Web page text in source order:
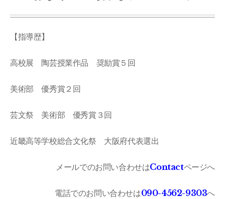
【指導歴】
高校展 陶芸授業作品 奨励賞５回
美術部 優秀賞２回
芸文祭 美術部 優秀賞３回
近畿高等学校総合文化祭 大阪府代表選出
メールでのお問い合わせはContactページへ
電話でのお問い合わせは090-4562-9303へ